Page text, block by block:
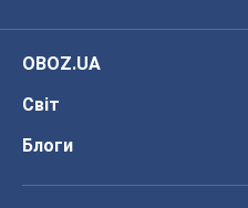
OBOZ.UA
Світ
Блоги